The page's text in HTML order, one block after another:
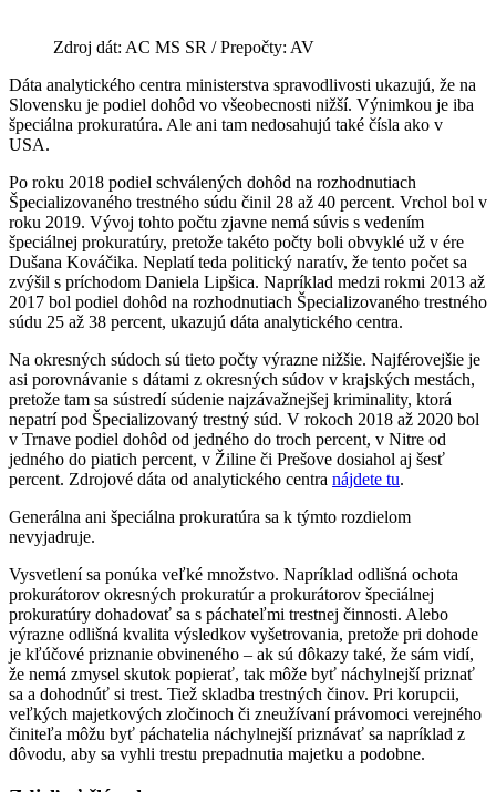
Zdroj dát: AC MS SR / Prepočty: AV
Dáta analytického centra ministerstva spravodlivosti ukazujú, že na
Slovensku je podiel dohôd vo všeobecnosti nižší. Výnimkou je iba
špeciálna prokuratúra. Ale ani tam nedosahujú také čísla ako v
USA.
Po roku 2018 podiel schválených dohôd na rozhodnutiach
Špecializovaného trestného súdu činil 28 až 40 percent. Vrchol bol v
roku 2019. Vývoj tohto počtu zjavne nemá súvis s vedením
špeciálnej prokuratúry, pretože takéto počty boli obvyklé už v ére
Dušana Kováčika. Neplatí teda politický naratív, že tento počet sa
zvýšil s príchodom Daniela Lipšica. Napríklad medzi rokmi 2013 až
2017 bol podiel dohôd na rozhodnutiach Špecializovaného trestného
súdu 25 až 38 percent, ukazujú dáta analytického centra.
Na okresných súdoch sú tieto počty výrazne nižšie. Najférovejšie je
asi porovnávanie s dátami z okresných súdov v krajských mestách,
pretože tam sa sústredí súdenie najzávažnejšej kriminality, ktorá
nepatrí pod Špecializovaný trestný súd. V rokoch 2018 až 2020 bol
v Trnave podiel dohôd od jedného do troch percent, v Nitre od
jedného do piatich percent, v Žiline či Prešove dosiahol aj šesť
percent. Zdrojové dáta od analytického centra nájdete tu.
Generálna ani špeciálna prokuratúra sa k týmto rozdielom
nevyjadruje.
Vysvetlení sa ponúka veľké množstvo. Napríklad odlišná ochota
prokurátorov okresných prokuratúr a prokurátorov špeciálnej
prokuratúry dohadovať sa s páchateľmi trestnej činnosti. Alebo
výrazne odlišná kvalita výsledkov vyšetrovania, pretože pri dohode
je kľúčové priznanie obvineného – ak sú dôkazy také, že sám vidí,
že nemá zmysel skutok popierať, tak môže byť náchylnejší priznať
sa a dohodnúť si trest. Tiež skladba trestných činov. Pri korupcii,
veľkých majetkových zločinoch či zneužívaní právomoci verejného
činiteľa môžu byť páchatelia náchylnejší priznávať sa napríklad z
dôvodu, aby sa vyhli trestu prepadnutia majetku a podobne.